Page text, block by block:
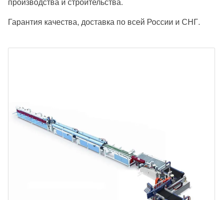
Гарантия качества, доставка по всей России и СНГ.